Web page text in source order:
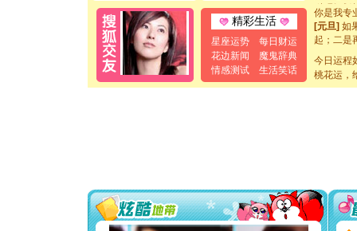
精彩生活
星座运势
每日财运
花边新闻
魔鬼辞典
情感测试
生活笑话
你是我专
[元旦]如
起；二是
离。水晶
[元旦]当
泣，这痛
卖了。水
你太多，
要平安
[圣诞节]
今日运程
桃花运，